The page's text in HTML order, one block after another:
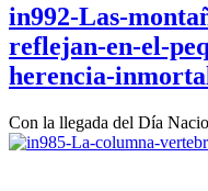
in992-Las-
reflejan-en-el-
herencia-
Con la llegada del Día